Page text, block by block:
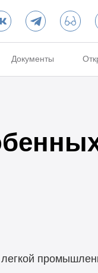
Документы